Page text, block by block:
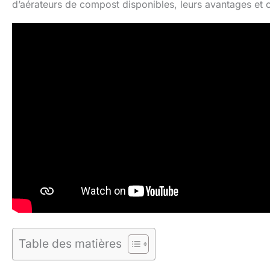
d’aérateurs de compost disponibles, leurs avantages
Table des matières